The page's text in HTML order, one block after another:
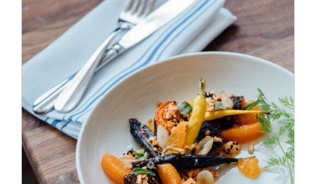
ADD TO CART / DÉTAILS